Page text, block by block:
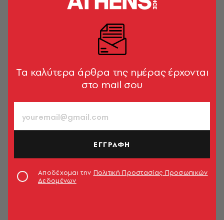
Florence + The Machine - Call Me Cruella
1’ ΔΙΑΒΑΣΜΑ
Tα καλύτερα άρθρα της ημέρας έρχονται
στο mail σου
ΕΓΓΡΑΦΗ
Αποδέχομαι την Πολιτική Προστασίας Προσωπικών
Δεδομένων